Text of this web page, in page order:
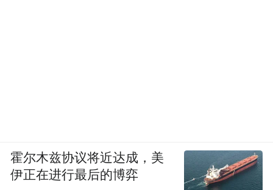
霍尔木兹协议将近达成，美
伊正在进行最后的博弈